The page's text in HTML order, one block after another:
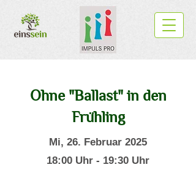
Ohne "Ballast" in den
Frühling
Mi, 26. Februar 2025
18:00 Uhr - 19:30 Uhr